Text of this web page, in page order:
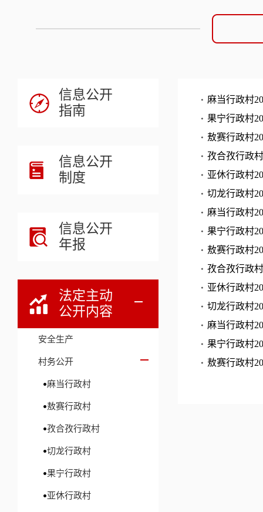
信息公开
指南
信息公开
制度
信息公开
年报
法定主动
公开内容
安全生产
村务公开
麻当行政村
敖赛行政村
孜合孜行政村
切龙行政村
果宁行政村
亚休行政村
麻当行政村
果宁行政村
敖赛行政村
孜合孜行政
亚休行政村
切龙行政村
麻当行政村
果宁行政村
敖赛行政村
孜合孜行政
亚休行政村
切龙行政村
麻当行政村
果宁行政村
敖赛行政村